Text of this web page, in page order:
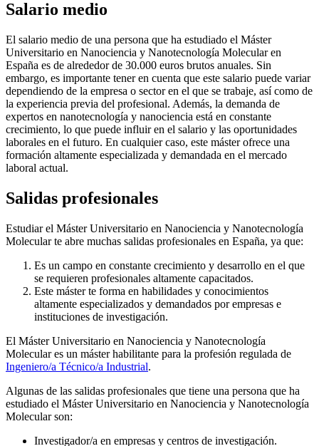
Salario medio
El salario medio de una persona que ha estudiado el Máster
Universitario en Nanociencia y Nanotecnología Molecular en
España es de alrededor de 30.000 euros brutos anuales. Sin
embargo, es importante tener en cuenta que este salario puede variar
dependiendo de la empresa o sector en el que se trabaje, así como de
la experiencia previa del profesional. Además, la demanda de
expertos en nanotecnología y nanociencia está en constante
crecimiento, lo que puede influir en el salario y las oportunidades
laborales en el futuro. En cualquier caso, este máster ofrece una
formación altamente especializada y demandada en el mercado
laboral actual.
Salidas profesionales
Estudiar el Máster Universitario en Nanociencia y Nanotecnología
Molecular te abre muchas salidas profesionales en España, ya que:
Es un campo en constante crecimiento y desarrollo en el que
se requieren profesionales altamente capacitados.
Este máster te forma en habilidades y conocimientos
altamente especializados y demandados por empresas e
instituciones de investigación.
El Máster Universitario en Nanociencia y Nanotecnología
Molecular es un máster habilitante para la profesión regulada de
Ingeniero/a Técnico/a Industrial.
Algunas de las salidas profesionales que tiene una persona que ha
estudiado el Máster Universitario en Nanociencia y Nanotecnología
Molecular son:
Investigador/a en empresas y centros de investigación.